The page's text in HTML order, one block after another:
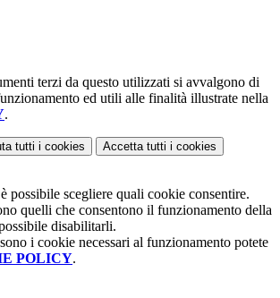
terzi da questo utilizzati si avvalgono di
ed utili alle finalità illustrate nella
.
tutti i cookies Accetta tutti i cookies
possibile scegliere quali cookie consentire.
quelli che consentono il funzionamento della
disabilitarli.
i cookie necessari al funzionamento potete
POLICY.